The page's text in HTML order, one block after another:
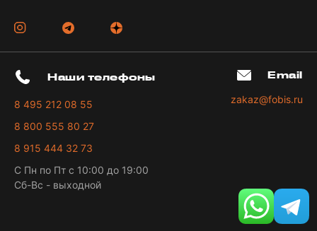
Наши телефоны
8 495 212 08 55
8 800 555 80 27
8 915 444 32 73
С Пн по Пт с 10:00 до 19:00
Сб-Вс - выходной
Email
zakaz@fobis.ru